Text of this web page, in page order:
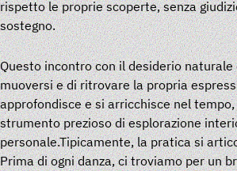
rispetto le proprie scoperte, senza
sostegno.
Questo incontro con il desiderio naturale
muoversi e di ritrovare la propria
approfondisce e si arricchisce nel
strumento prezioso di esplorazione
personale.Tipicamente, la pratica si
Prima di ogni danza, ci troviamo per un